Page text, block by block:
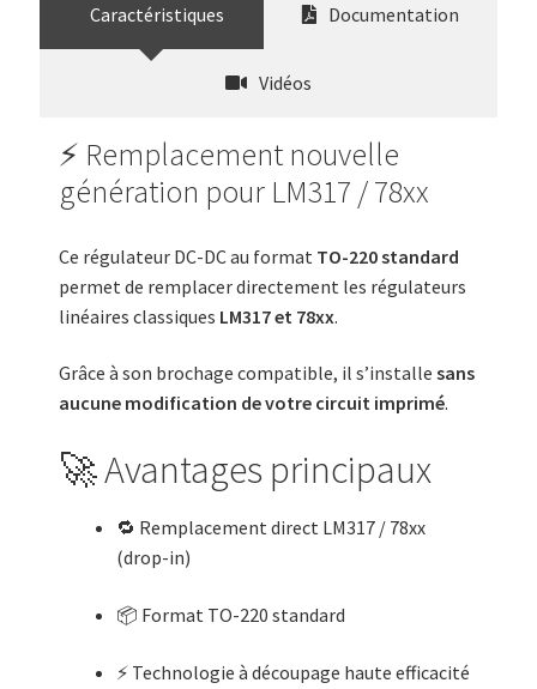
Caractéristiques Documentation
Vidéos
⚡ Remplacement nouvelle
génération pour LM317 / 78xx
Ce régulateur DC-DC au format TO-220 standard
permet de remplacer directement les régulateurs
linéaires classiques LM317 et 78xx.
Grâce à son brochage compatible, il s’installe sans
aucune modification de votre circuit imprimé.
🚀 Avantages principaux
🔁 Remplacement direct LM317 / 78xx
(drop-in)
📦 Format TO-220 standard
⚡ Technologie à découpage haute efficacité